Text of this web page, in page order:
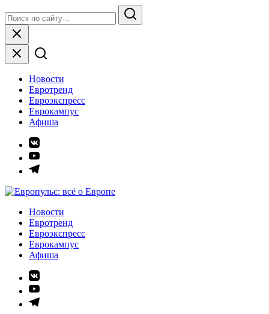
to
content
for:
Search
Close
Новости
Евротренд
Евроэкспресс
Еврокампус
Афиша
Элемент
меню
Элемент
меню
Элемент
Европульс: всё о Европе
Новости
Евротренд
Евроэкспресс
Еврокампус
Афиша
Элемент
меню
Элемент
меню
Элемент